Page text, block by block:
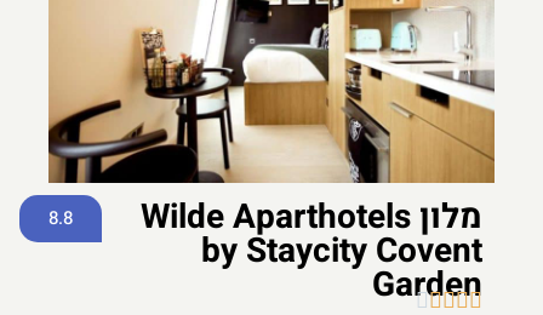
מלון Wilde Aparthotels
by Staycity Covent
Garden
8.8




